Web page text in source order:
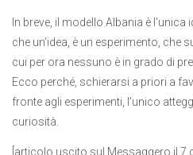
In breve, il modello Albania è
che un’idea, è un esperimento, che
cui per ora nessuno è in grado di
Ecco perché, schierarsi a priori a
fronte agli esperimenti, l’unico
curiosità.
[articolo uscito sul Messaggero il 7